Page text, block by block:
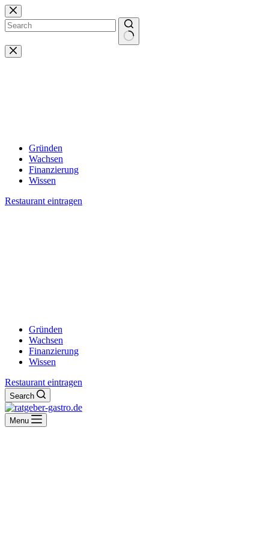
Zum
Inhalt
springen
Keine
Ergebnisse
Gründen
Wachsen
Finanzierung
Wissen
Restaurant eintragen
Gründen
Wachsen
Finanzierung
Wissen
Restaurant eintragen
Search
Menu